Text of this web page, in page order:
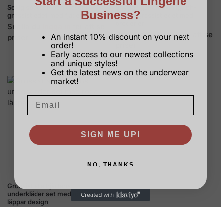
Sexig spetsbh och trosor i
grossistledet med fjäderdetaljer
Snälla du
priser.
Snygga genomskinliga bh-
byxor i grossistledet med
Snälla dulogga inför att se
Grossist alla hjärtans
underkläder set med röda
läppar design
Business?
An instant 10% discount on your next
order!
Early access to our newest collections
and unique styles!
Get the latest news on the underwear
market!
SIGN ME UP!
NO, THANKS